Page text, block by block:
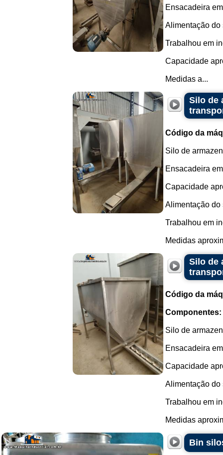
Ensacadeira
Alimentação do
Trabalhou em
Capacidade
Medidas a...
Silo de
Código da
Silo de
Ensacadeira
Capacidade
Alimentação do
Trabalhou em
Medidas
Silo de
Código da
Componentes:
Silo de
Ensacadeira
Capacidade
Alimentação do
Trabalhou em
Medidas
Bin